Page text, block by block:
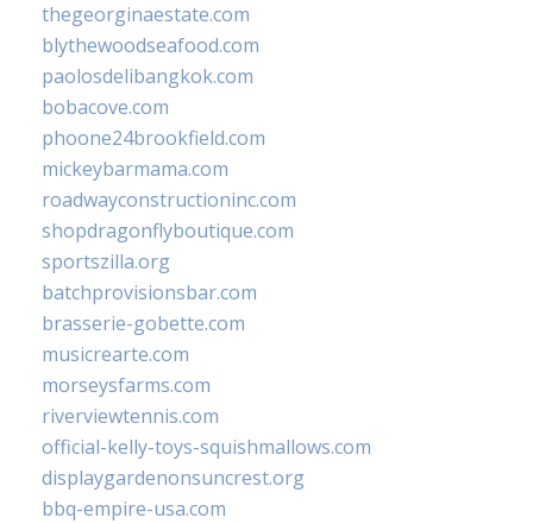
thegeorginaestate.com
blythewoodseafood.com
paolosdelibangkok.com
bobacove.com
phoone24brookfield.com
mickeybarmama.com
roadwayconstructioninc.com
shopdragonflyboutique.com
sportszilla.org
batchprovisionsbar.com
brasserie-gobette.com
musicrearte.com
morseysfarms.com
riverviewtennis.com
official-kelly-toys-squishmallows.com
displaygardenonsuncrest.org
bbq-empire-usa.com